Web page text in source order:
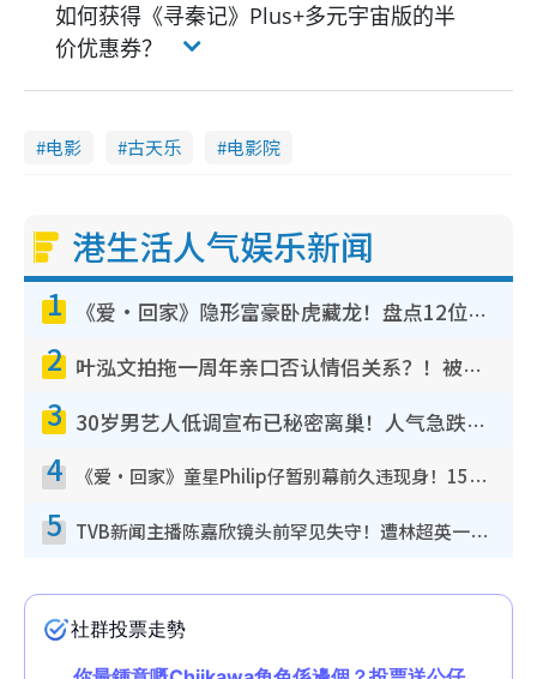
如何获得《寻秦记》Plus+多元宇宙版的半
价优惠券？
电影 古天乐 电影院
港生活人气娱乐新闻
1 《爱·回家》隐形富豪卧虎藏龙！盘点12位财气逼人的有钱艺人：这位美女3亿身家不愁做
2 叶泓文拍拖一周年亲口否认情侣关系？！被质疑感情造假竟称GM“普通同事”
3 30岁男艺人低调宣布已秘密离巢！人气急跌变失踪人口：“这几年过得并不容易”
4 《爱·回家》童星Philip仔暂别幕前久违现身！15岁近况暴风成长长高变帅气少年
5 TVB新闻主播陈嘉欣镜头前罕见失守！遭林超英一句话突袭吓坏当场大笑